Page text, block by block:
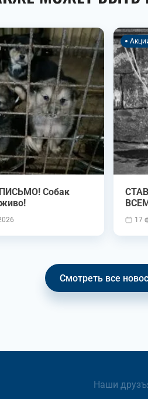
Собак
17
Смотреть все
Наши